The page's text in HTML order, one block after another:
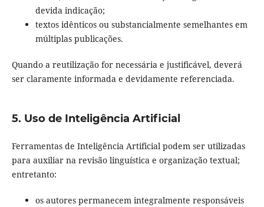
devida indicação;
textos idênticos ou substancialmente semelhantes em
múltiplas publicações.
Quando a reutilização for necessária e justificável, deverá
ser claramente informada e devidamente referenciada.
5. Uso de Inteligência Artificial
Ferramentas de Inteligência Artificial podem ser utilizadas
para auxiliar na revisão linguística e organização textual;
entretanto:
os autores permanecem integralmente responsáveis